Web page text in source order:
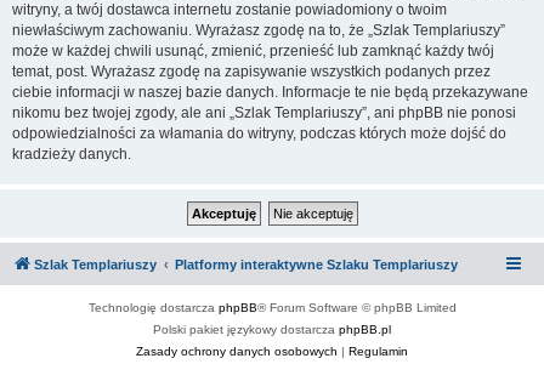
witryny, a twój dostawca internetu zostanie powiadomiony o twoim
niewłaściwym zachowaniu. Wyrażasz zgodę na to, że „Szlak Templariuszy”
może w każdej chwili usunąć, zmienić, przenieść lub zamknąć każdy twój
temat, post. Wyrażasz zgodę na zapisywanie wszystkich podanych przez
ciebie informacji w naszej bazie danych. Informacje te nie będą przekazywane
nikomu bez twojej zgody, ale ani „Szlak Templariuszy”, ani phpBB nie ponosi
odpowiedzialności za włamania do witryny, podczas których może dojść do
kradzieży danych.
Szlak Templariuszy Platformy interaktywne Szlaku Templariuszy
Technologię dostarcza phpBB® Forum Software © phpBB Limited
Polski pakiet językowy dostarcza phpBB.pl
Zasady ochrony danych osobowych | Regulamin